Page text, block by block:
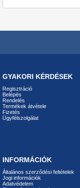
GYAKORI KÉRDÉSEK
Regisztráció
Belépés
Rendelés
Termékek átvétele
Fizetés
Ügyfélszolgálat
INFORMÁCIÓK
Általános szerződési feltételek
Jogi információk
Adatvédelem